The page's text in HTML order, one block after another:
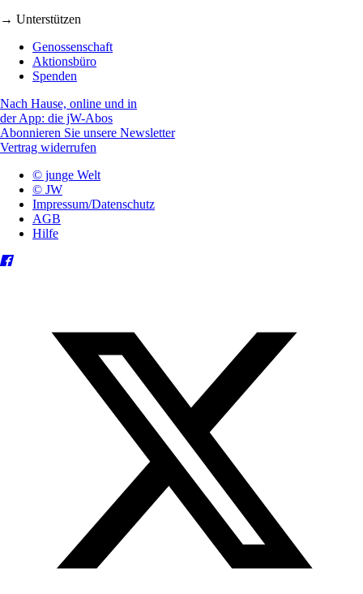
→ Unterstützen
Genossenschaft
Aktionsbüro
Spenden
Nach Hause, online und in
der App: die jW-Abos
Abonnieren Sie unsere Newsletter
Vertrag widerrufen
© junge Welt
© JW
Impressum/Datenschutz
AGB
Hilfe